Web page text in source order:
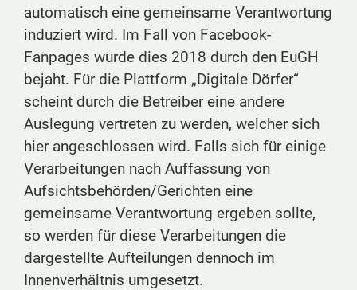
automatisch eine gemeinsame Verantwortung
induziert wird. Im Fall von Facebook-
Fanpages wurde dies 2018 durch den EuGH
bejaht. Für die Plattform „Digitale Dörfer“
scheint durch die Betreiber eine andere
Auslegung vertreten zu werden, welcher sich
hier angeschlossen wird. Falls sich für einige
Verarbeitungen nach Auffassung von
Aufsichtsbehörden/Gerichten eine
gemeinsame Verantwortung ergeben sollte,
so werden für diese Verarbeitungen die
dargestellte Aufteilungen dennoch im
Innenverhältnis umgesetzt.